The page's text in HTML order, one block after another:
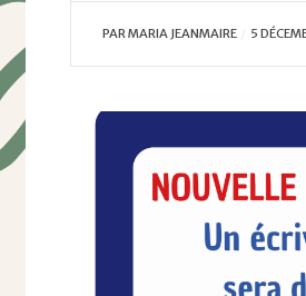
PARMARIA JEANMAIRE 5